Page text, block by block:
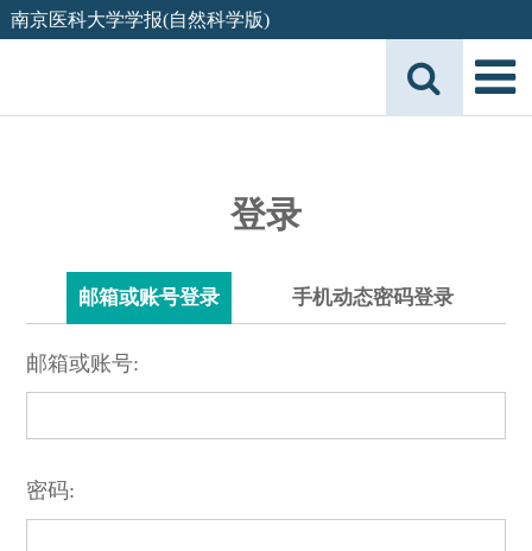
南京医科大学学报(自然科学版)
登录
邮箱或账号登录 手机动态密码登录
邮箱或账号:
密码: